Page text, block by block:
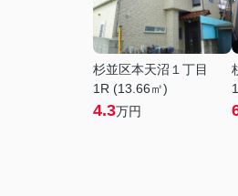
杉並区本天沼１丁目
1R (13.66㎡)
4.3万円